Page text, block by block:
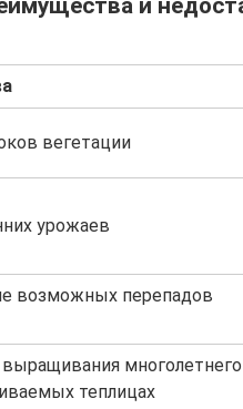
и
вегетации
урожаев
возможных перепадов
многолетнего
теплицах